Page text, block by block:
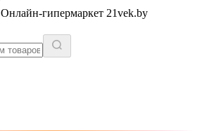
Онлайн-гипермаркет 21vek.by